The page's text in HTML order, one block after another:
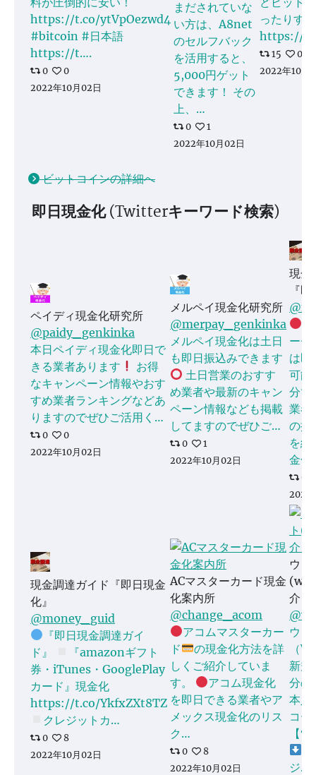
https://t.co/ytVpOezwd4
#bitcoin #日本語
https://t….
0
0
2022年10月02日
まだされていな
い方は、A8net
のセルフバック
を活用すると、
5,000円ゲット
できます！ その
上、…
0
1
2022年10月02日
ったりす
https://
15
0
2022年10月
ビットコインの詳細へ
即日現金化 (Twitterキーワード検索)
ペイディ現金化研究所
@paidy_genkinka
本日ペイディ現金化即日で
きる業者あります
お得
なキャンペーン情報やおす
すめ業者ランキングなどあ
りますのでぜひご活用く…
0
0
2022年10月02日
メルペイ現金化研究所
@merpay_genkinka
メルペイ現金化は土日
も即日振込みできます
土日営業のおすす
め業者や最新のキャン
ペーン情報なども掲載
してますのでぜひご…
0
1
2022年10月02日
現金
『
ーチ
は即
可
分で
業者
の換
を紹
金化
0
2022
現金調達ガイド『即日現金
化』
@money_guid
『即日現金調達ガイ
ド』
『amazonギフト
券・iTunes・GooglePlay
カード』現金化
https://t.co/YkfxZXt8TZ
クレジットカ…
0
8
2022年10月02日
ACマスターカード現金
化案内所
@change_acom
アコムマスターカー
ド
の現金化方法を詳
しくご紹介していま
す。
アコム現金化
を即日できる業者やア
メックス現金化のリス
ク…
0
8
2022年10月02日
ウィ
介・
ウィ
（
新規
分の
本人
コー
【
ジ…